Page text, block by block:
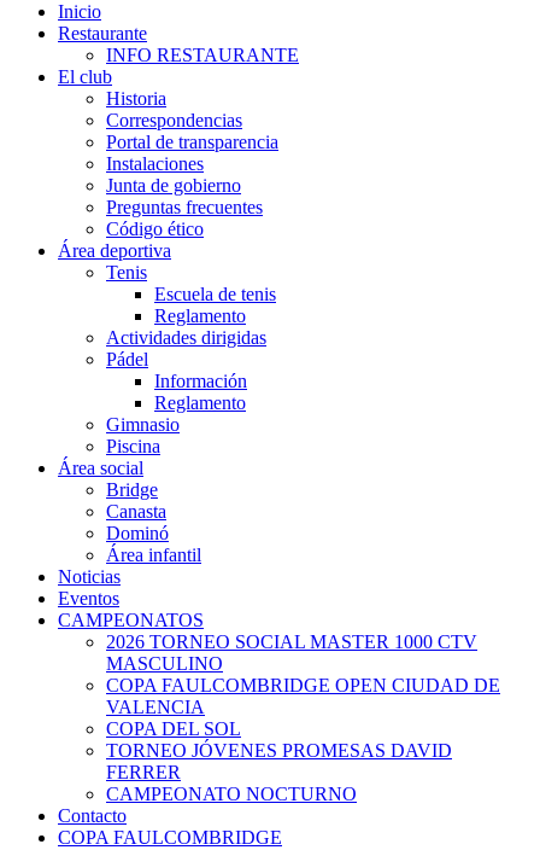
Inicio
Restaurante
INFO RESTAURANTE
El club
Historia
Correspondencias
Portal de transparencia
Instalaciones
Junta de gobierno
Preguntas frecuentes
Código ético
Área deportiva
Tenis
Escuela de tenis
Reglamento
Actividades dirigidas
Pádel
Información
Reglamento
Gimnasio
Piscina
Área social
Bridge
Canasta
Dominó
Área infantil
Noticias
Eventos
CAMPEONATOS
2026 TORNEO SOCIAL MASTER 1000 CTV
MASCULINO
COPA FAULCOMBRIDGE OPEN CIUDAD DE
VALENCIA
COPA DEL SOL
TORNEO JÓVENES PROMESAS DAVID
FERRER
CAMPEONATO NOCTURNO
Contacto
COPA FAULCOMBRIDGE